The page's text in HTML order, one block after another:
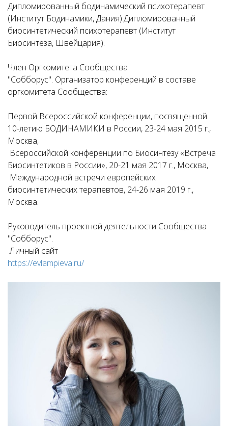
Дипломированный бодинамический психотерапевт
(Институт Бодинамики, Дания).Дипломированный
биосинтетический психотерапевт (Институт
Биосинтеза, Швейцария).
Член Оргкомитета Сообщества
"Собборус". Организатор конференций в составе
оргкомитета Сообщества:
Первой Всероссийской конференции, посвященной
10-летию БОДИНАМИКИ в России, 23-24 мая 2015 г.,
Москва,
Всероссийской конференции по Биосинтезу «Встреча
Биосинтетиков в России», 20-21 мая 2017 г., Москва,
Международной встречи европейских
биосинтетических терапевтов, 24-26 мая 2019 г.,
Москва.
Руководитель проектной деятельности Сообщества
"Собборус".
Личный сайт
https://evlampieva.ru/